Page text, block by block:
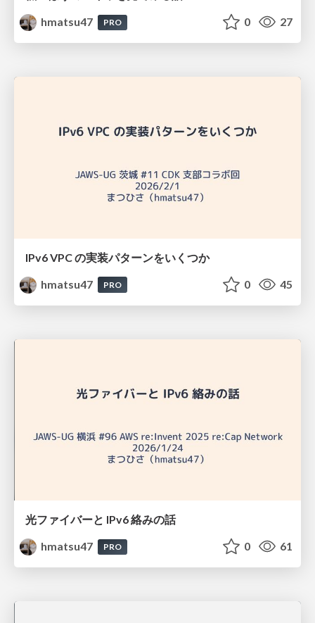
hmatsu47
PRO 0 27
IPv6 VPC の実装パターンをいくつか
hmatsu47
PRO 0 45
光ファイバーと IPv6 絡みの話
hmatsu47
PRO 0 61